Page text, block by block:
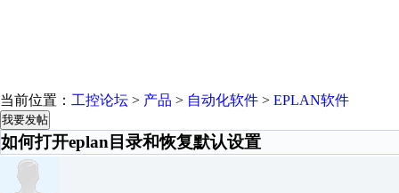
当前位置： 工控论坛 > 产品 > 自动化软件 > EPLAN软件
我要发帖
如何打开eplan目录和恢复默认设置